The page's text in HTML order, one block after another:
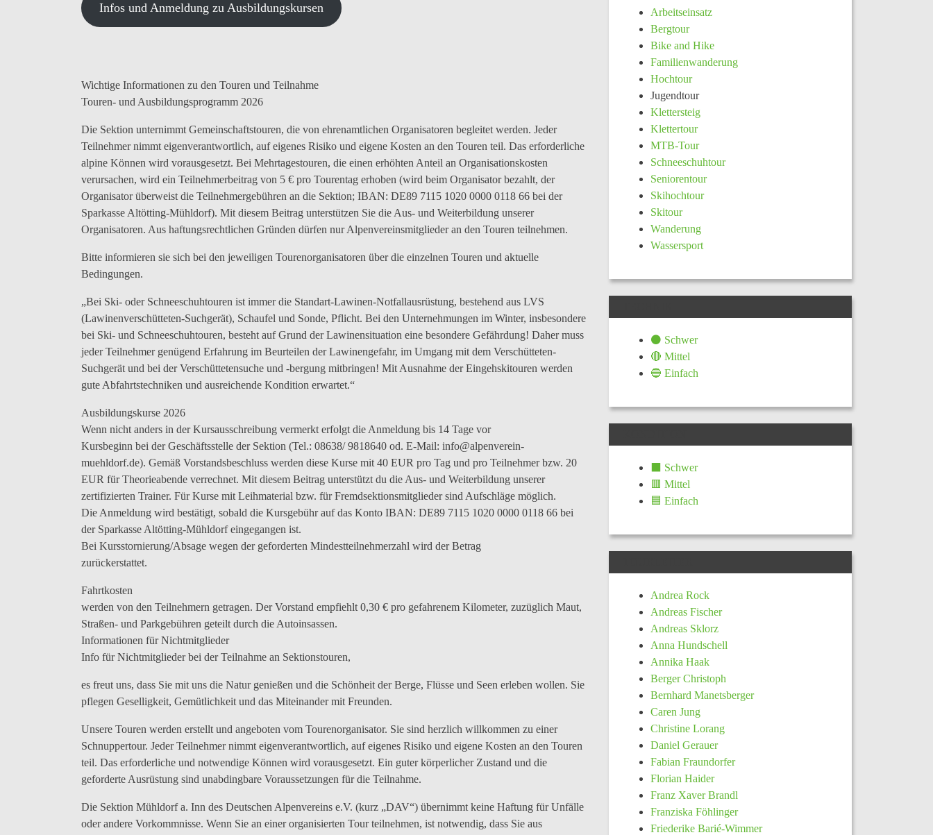
Infos und Anmeldung zu Ausbildungskursen
Wichtige Informationen zu den Touren und Teilnahme
Touren- und Ausbildungsprogramm 2026
Die Sektion unternimmt Gemeinschaftstouren, die von ehrenamtlichen Organisatoren begleitet werden. Jeder
Teilnehmer nimmt eigenverantwortlich, auf eigenes Risiko und eigene Kosten an den Touren teil. Das erforderliche
alpine Können wird vorausgesetzt. Bei Mehrtagestouren, die einen erhöhten Anteil an Organisationskosten
verursachen, wird ein Teilnehmerbeitrag von 5 € pro Tourentag erhoben (wird beim Organisator bezahlt, der
Organisator überweist die Teilnehmergebühren an die Sektion; IBAN: DE89 7115 1020 0000 0118 66 bei der
Sparkasse Altötting-Mühldorf). Mit diesem Beitrag unterstützen Sie die Aus- und Weiterbildung unserer
Organisatoren. Aus haftungsrechtlichen Gründen dürfen nur Alpenvereinsmitglieder an den Touren teilnehmen.
Bitte informieren sie sich bei den jeweiligen Tourenorganisatoren über die einzelnen Touren und aktuelle
Bedingungen.
„Bei Ski- oder Schneeschuhtouren ist immer die Standart-Lawinen-Notfallausrüstung, bestehend aus LVS
(Lawinenverschütteten-Suchgerät), Schaufel und Sonde, Pflicht. Bei den Unternehmungen im Winter, insbesondere
bei Ski- und Schneeschuhtouren, besteht auf Grund der Lawinensituation eine besondere Gefährdung! Daher muss
jeder Teilnehmer genügend Erfahrung im Beurteilen der Lawinengefahr, im Umgang mit dem Verschütteten-
Suchgerät und bei der Verschüttetensuche und -bergung mitbringen! Mit Ausnahme der Eingehskitouren werden
gute Abfahrtstechniken und ausreichende Kondition erwartet.“
Ausbildungskurse 2026
Wenn nicht anders in der Kursausschreibung vermerkt erfolgt die Anmeldung bis 14 Tage vor
Kursbeginn bei der Geschäftsstelle der Sektion (Tel.: 08638/ 9818640 od. E-Mail: info@alpenverein-
muehldorf.de). Gemäß Vorstandsbeschluss werden diese Kurse mit 40 EUR pro Tag und pro Teilnehmer bzw. 20
EUR für Theorieabende verrechnet. Mit diesem Beitrag unterstützt du die Aus- und Weiterbildung unserer
zertifizierten Trainer. Für Kurse mit Leihmaterial bzw. für Fremdsektionsmitglieder sind Aufschläge möglich.
Die Anmeldung wird bestätigt, sobald die Kursgebühr auf das Konto IBAN: DE89 7115 1020 0000 0118 66 bei
der Sparkasse Altötting-Mühldorf eingegangen ist.
Bei Kursstornierung/Absage wegen der geforderten Mindestteilnehmerzahl wird der Betrag
zurückerstattet.
Fahrtkosten
werden von den Teilnehmern getragen. Der Vorstand empfiehlt 0,30 € pro gefahrenem Kilometer, zuzüglich Maut,
Straßen- und Parkgebühren geteilt durch die Autoinsassen.
Informationen für Nichtmitglieder
Info für Nichtmitglieder bei der Teilnahme an Sektionstouren,
es freut uns, dass Sie mit uns die Natur genießen und die Schönheit der Berge, Flüsse und Seen erleben wollen. Sie
pflegen Geselligkeit, Gemütlichkeit und das Miteinander mit Freunden.
Unsere Touren werden erstellt und angeboten vom Tourenorganisator. Sie sind herzlich willkommen zu einer
Schnuppertour. Jeder Teilnehmer nimmt eigenverantwortlich, auf eigenes Risiko und eigene Kosten an den Touren
teil. Das erforderliche und notwendige Können wird vorausgesetzt. Ein guter körperlicher Zustand und die
geforderte Ausrüstung sind unabdingbare Voraussetzungen für die Teilnahme.
Die Sektion Mühldorf a. Inn des Deutschen Alpenvereins e.V. (kurz „DAV“) übernimmt keine Haftung für Unfälle
oder andere Vorkommnisse. Wenn Sie an einer organisierten Tour teilnehmen, ist notwendig, dass Sie aus
Arbeitseinsatz
Bergtour
Bike and Hike
Familienwanderung
Hochtour
Jugendtour
Klettersteig
Klettertour
MTB-Tour
Schneeschuhtour
Seniorentour
Skihochtour
Skitour
Wanderung
Wassersport
⚫ Schwer
🔴 Mittel
🔵 Einfach
⬛ Schwer
🟥 Mittel
🟦 Einfach
Andrea Rock
Andreas Fischer
Andreas Sklorz
Anna Hundschell
Annika Haak
Berger Christoph
Bernhard Manetsberger
Caren Jung
Christine Lorang
Daniel Gerauer
Fabian Fraundorfer
Florian Haider
Franz Xaver Brandl
Franziska Föhlinger
Friederike Barié-Wimmer